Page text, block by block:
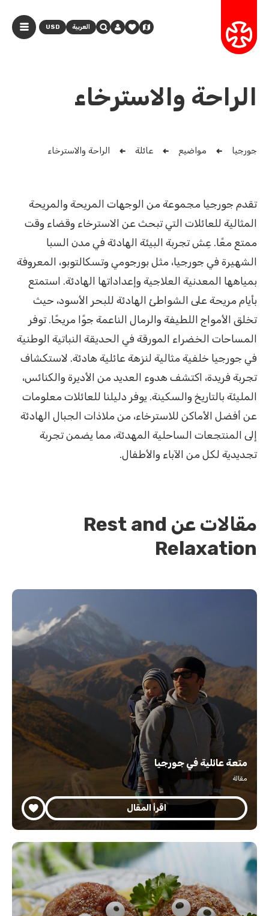
العربية USD
الراحة والاسترخاء
جورجيا مواضيع عائلة الراحة والاسترخاء
تقدم جورجيا مجموعة من الوجهات المريحة والمريحة
المثالية للعائلات التي تبحث عن الاسترخاء وقضاء وقت
ممتع معًا. عِش تجربة البيئة الهادئة في مدن السبا
الشهيرة في جورجيا، مثل بورجومي وتسكالتوبو، المعروفة
بمياهها المعدنية العلاجية وإعداداتها الهادئة. استمتع
بأيام مريحة على الشواطئ الهادئة للبحر الأسود، حيث
تخلق الأمواج اللطيفة والرمال الناعمة جوًا مريحًا. توفر
المساحات الخضراء المورقة في الحديقة النباتية الوطنية
في جورجيا خلفية مثالية لنزهة عائلية هادئة. لاستكشاف
تجربة فريدة، اكتشف هدوء العديد من الأديرة والكنائس،
المليئة بالتاريخ والسكينة. يوفر دليلنا للعائلات معلومات
عن أفضل الأماكن للاسترخاء، من ملاذات الجبال الهادئة
إلى المنتجعات الساحلية المهدئة، مما يضمن تجربة
تجديدية لكل من الآباء والأطفال.
مقالات عن Rest and
Relaxation
متعة عائلية في جورجيا
مقالة
اقرأ المقال